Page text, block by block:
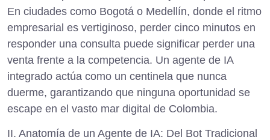
En ciudades como Bogotá o Medellín, donde el ritmo
empresarial es vertiginoso, perder cinco minutos en
responder una consulta puede significar perder una
venta frente a la competencia. Un agente de IA
integrado actúa como un centinela que nunca
duerme, garantizando que ninguna oportunidad se
escape en el vasto mar digital de Colombia.
II. Anatomía de un Agente de IA: Del Bot Tradicional